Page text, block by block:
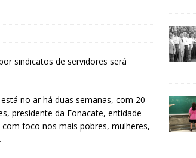
sindicatos de servidores será
no ar há duas semanas, com 20
presidente da Fonacate, entidade
foco nos mais pobres, mulheres,